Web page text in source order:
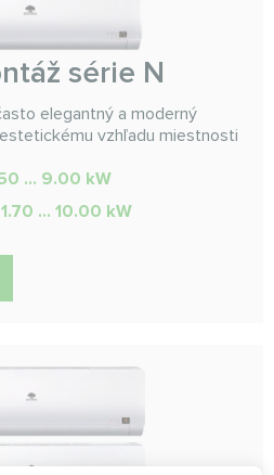
série N
elegantný a moderný
vzhľadu miestnosti
... 9.00 kW
1.70 ... 10.00 kW